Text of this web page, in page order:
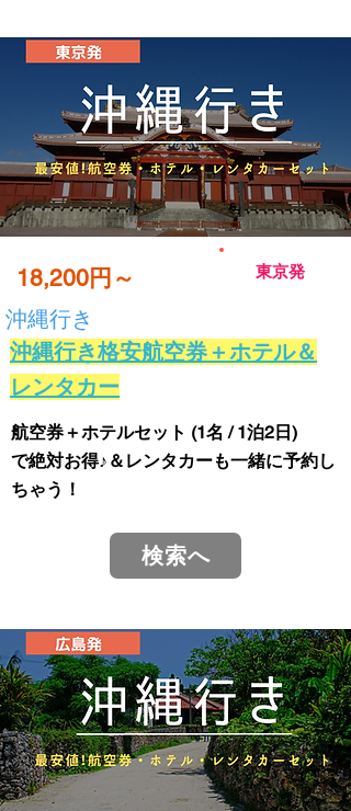
18,200円～ 東京発
沖縄行き
沖縄行き格安航空券＋ホテル＆
レンタカー
航空券＋ホテルセット (1名 / 1泊2日)
で絶対お得♪＆レンタカーも一緒に予約し
ちゃう！
検索へ